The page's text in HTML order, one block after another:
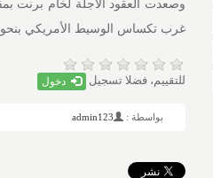
غرب تكساس الوسيط الأمريكي بنحو 1.01 دولار، أو 1.08%، مسجلا 94.77 دولار للبرميل.
للتقييم، فضلا تسجيل دخول
بواسطة : admin123